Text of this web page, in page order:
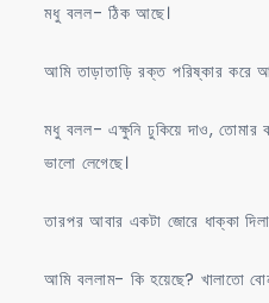
মধু বলল- ঠিক আছে।
আমি তাড়াতাড়ি রক্ত পরিষ্কার করে
মধু বলল- এক্ষুনি ঢুকিয়ে দাও, তোমার
ভালো লেগেছে।
তারপর আবার একটা জোরে ধাক্কা
আমি বললাম- কি হয়েছে? খালাতো